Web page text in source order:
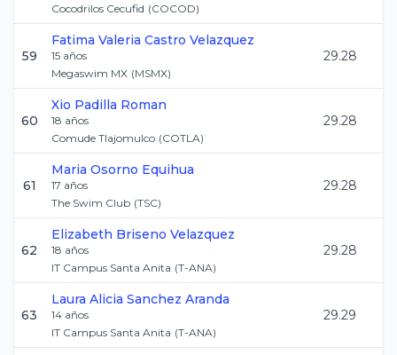
Cocodrilos Cecufid (COCOD)
59
Fatima Valeria Castro Velazquez
15 años
Megaswim MX (MSMX)
29.28
60
Xio Padilla Roman
18 años
Comude Tlajomulco (COTLA)
29.28
61
Maria Osorno Equihua
17 años
The Swim Club (TSC)
29.28
62
Elizabeth Briseno Velazquez
18 años
IT Campus Santa Anita (T-ANA)
29.28
63
Laura Alicia Sanchez Aranda
14 años
IT Campus Santa Anita (T-ANA)
29.29